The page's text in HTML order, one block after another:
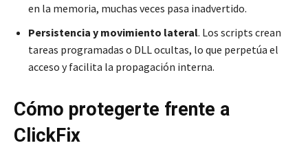
en la memoria, muchas veces pasa inadvertido.
Persistencia y movimiento lateral. Los scripts crean
tareas programadas o DLL ocultas, lo que perpetúa el
acceso y facilita la propagación interna.
Cómo protegerte frente a
ClickFix